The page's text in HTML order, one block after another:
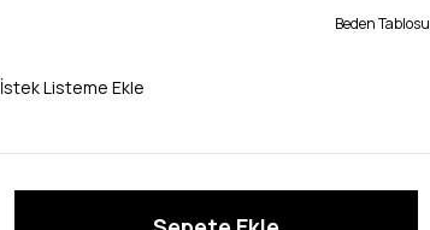
Beden Tablosu
İstek Listeme Ekle